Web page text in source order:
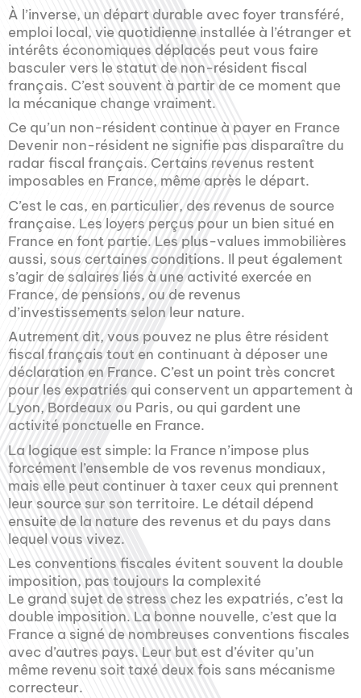
À l’inverse, un départ durable avec foyer transféré,
emploi local, vie quotidienne installée à l’étranger et
intérêts économiques déplacés peut vous faire
basculer vers le statut de non-résident fiscal
français. C’est souvent à partir de ce moment que
la mécanique change vraiment.
Ce qu’un non-résident continue à payer en France
Devenir non-résident ne signifie pas disparaître du
radar fiscal français. Certains revenus restent
imposables en France, même après le départ.
C’est le cas, en particulier, des revenus de source
française. Les loyers perçus pour un bien situé en
France en font partie. Les plus-values immobilières
aussi, sous certaines conditions. Il peut également
s’agir de salaires liés à une activité exercée en
France, de pensions, ou de revenus
d’investissements selon leur nature.
Autrement dit, vous pouvez ne plus être résident
fiscal français tout en continuant à déposer une
déclaration en France. C’est un point très concret
pour les expatriés qui conservent un appartement à
Lyon, Bordeaux ou Paris, ou qui gardent une
activité ponctuelle en France.
La logique est simple: la France n’impose plus
forcément l’ensemble de vos revenus mondiaux,
mais elle peut continuer à taxer ceux qui prennent
leur source sur son territoire. Le détail dépend
ensuite de la nature des revenus et du pays dans
lequel vous vivez.
Les conventions fiscales évitent souvent la double
imposition, pas toujours la complexité
Le grand sujet de stress chez les expatriés, c’est la
double imposition. La bonne nouvelle, c’est que la
France a signé de nombreuses conventions fiscales
avec d’autres pays. Leur but est d’éviter qu’un
même revenu soit taxé deux fois sans mécanisme
correcteur.